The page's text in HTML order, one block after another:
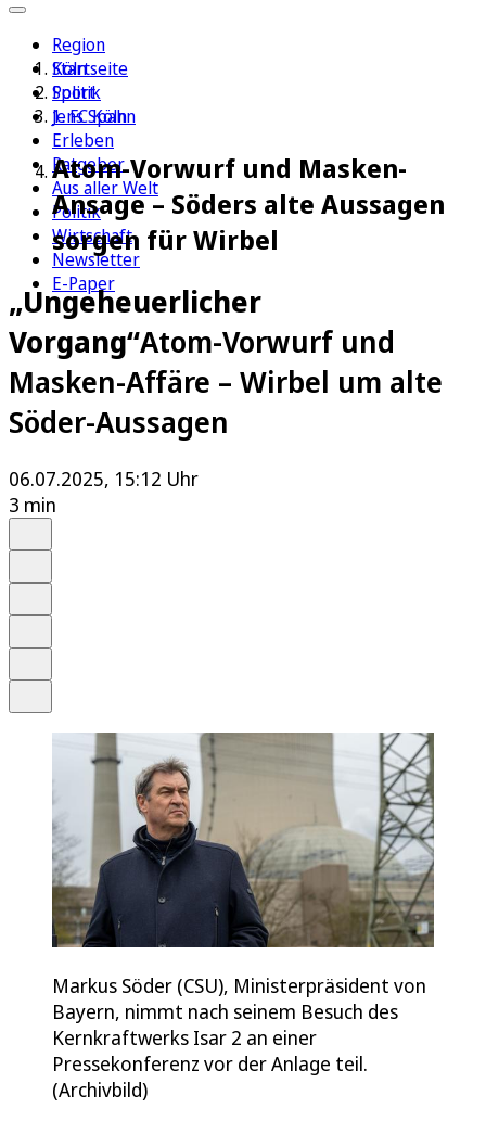
Region
Köln
Sport
1. FC Köln
Erleben
Ratgeber
Aus aller Welt
Politik
Wirtschaft
Newsletter
E-Paper
Startseite
Politik
Jens Spahn
Atom-Vorwurf und Masken-
Ansage – Söders alte Aussagen
sorgen für Wirbel
„Ungeheuerlicher
Vorgang“Atom-Vorwurf und
Masken-Affäre – Wirbel um alte
Söder-Aussagen
06.07.2025, 15:12 Uhr
3 min
Markus Söder (CSU), Ministerpräsident von
Bayern, nimmt nach seinem Besuch des
Kernkraftwerks Isar 2 an einer
Pressekonferenz vor der Anlage teil.
(Archivbild)